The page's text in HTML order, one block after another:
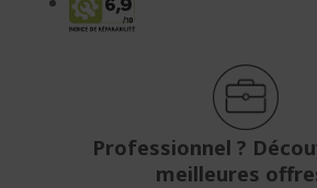
Professionnel ?
meilleures